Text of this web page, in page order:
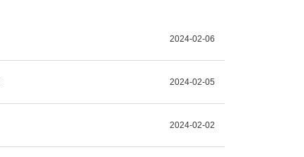
2024-02-06
2024-02-05
2024-02-02